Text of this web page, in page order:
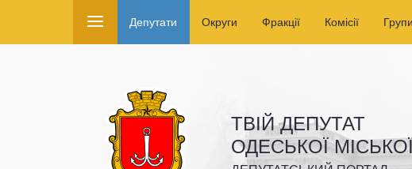
Депутати Округи Фракції Комісії Групи
ТВІЙ ДЕПУТАТ
ОДЕСЬКОЇ